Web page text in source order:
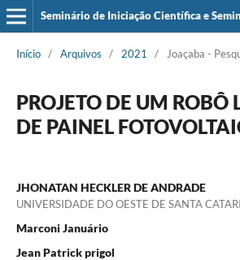
Início / Arquivos / 2021 / Joaçaba -
PROJETO DE UM ROBÔ
DE PAINEL
JHONATAN HECKLER DE ANDRADE
UNIVERSIDADE DO OESTE DE SANTA
Marconi Januário
Jean Patrick prigol